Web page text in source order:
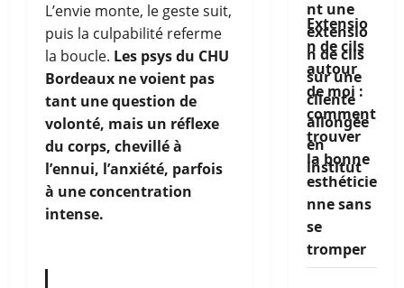
L’envie monte, le geste suit,
puis la culpabilité referme
la boucle. Les psys du CHU
Bordeaux ne voient pas
tant une question de
volonté, mais un réflexe
du corps, chevillé à
l’ennui, l’anxiété, parfois
à une concentration
intense.
Extensio
n de cils
autour
de moi :
comment
trouver
la bonne
esthéticie
nne sans
se
tromper